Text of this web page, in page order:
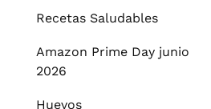
Recetas Saludables
Amazon Prime Day junio
2026
Huevos